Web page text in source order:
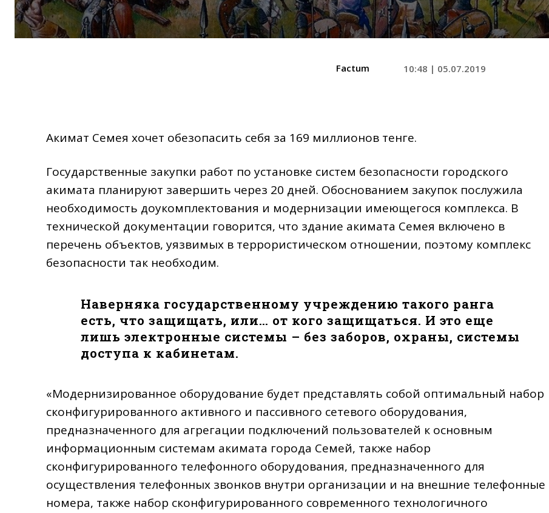
Factum 10:48 | 05.07.2019
Акимат Семея хочет обезопасить себя за 169 миллионов тенге.
Государственные закупки работ по установке систем безопасности городского
акимата планируют завершить через 20 дней. Обоснованием закупок послужила
необходимость доукомплектования и модернизации имеющегося комплекса. В
технической документации говорится, что здание акимата Семея включено в
перечень объектов, уязвимых в террористическом отношении, поэтому комплекс
безопасности так необходим.
Наверняка государственному учреждению такого ранга
есть, что защищать, или… от кого защищаться. И это еще
лишь электронные системы – без заборов, охраны, системы
доступа к кабинетам.
«Модернизированное оборудование будет представлять собой оптимальный набор
сконфигурированного активного и пассивного сетевого оборудования,
предназначенного для агрегации подключений пользователей к основным
информационным системам акимата города Семей, также набор
сконфигурированного телефонного оборудования, предназначенного для
осуществления телефонных звонков внутри организации и на внешние телефонные
номера, также набор сконфигурированного современного технологичного